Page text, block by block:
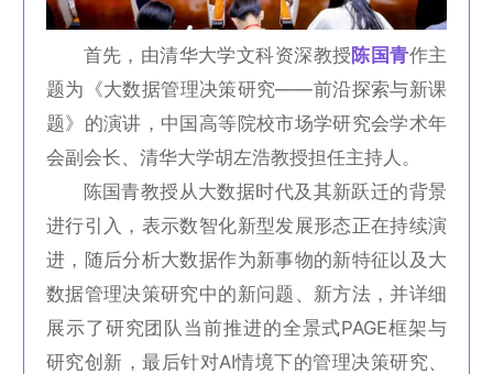
首先，由清华大学文科资深教授陈国青作主
题为《大数据管理决策研究——前沿探索与新课
题》的演讲，中国高等院校市场学研究会学术年
会副会长、清华大学胡左浩教授担任主持人。
陈国青教授从大数据时代及其新跃迁的背景
进行引入，表示数智化新型发展形态正在持续演
进，随后分析大数据作为新事物的新特征以及大
数据管理决策研究中的新问题、新方法，并详细
展示了研究团队当前推进的全景式PAGE框架与
研究创新，最后针对AI情境下的管理决策研究、